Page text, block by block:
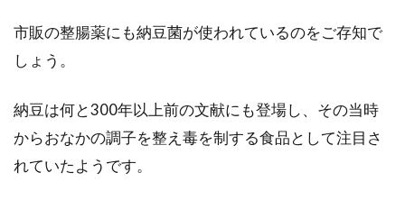
市販の整腸薬にも納豆菌が使われているのをご存知で
しょう。
納豆は何と300年以上前の文献にも登場し、その当時
からおなかの調子を整え毒を制する食品として注目さ
れていたようです。